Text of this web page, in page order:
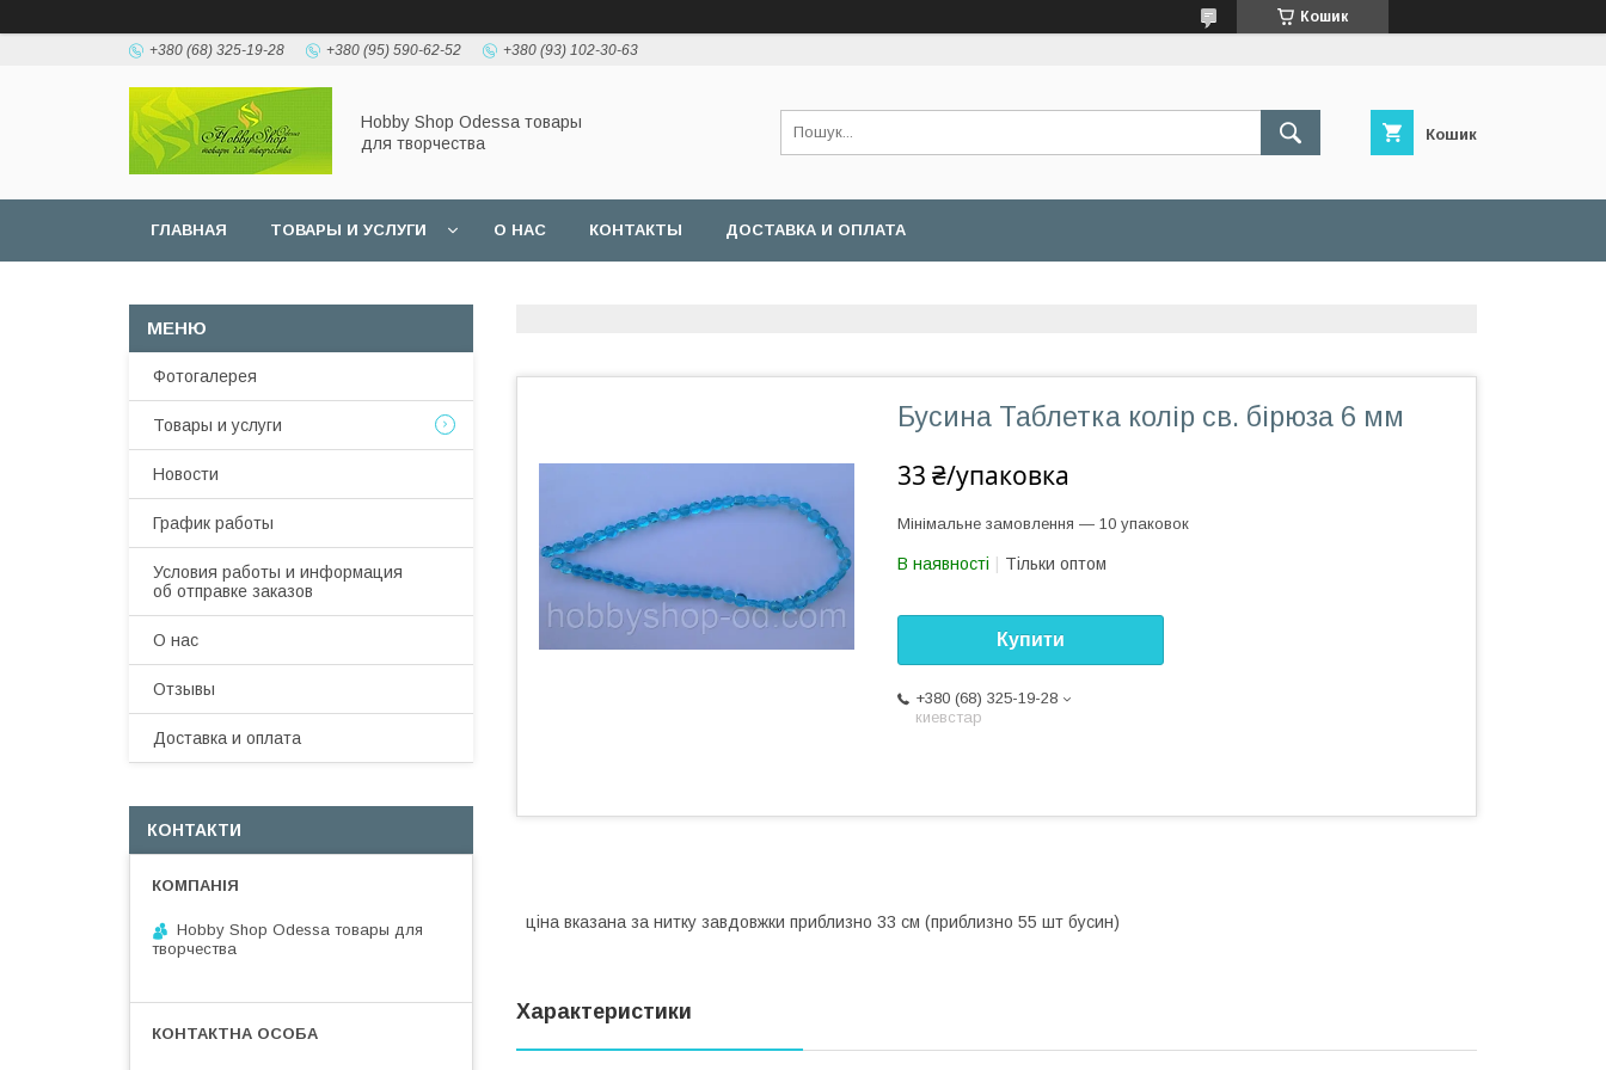
Кошик
+380 (68) 325-19-28 +380 (95) 590-62-52 +380 (93) 102-30-63
Hobbу Shop Odessa товары
для творчества
Кошик
ГЛАВНАЯ ТОВАРЫ И УСЛУГИ О НАС КОНТАКТЫ ДОСТАВКА И ОПЛАТА
Бусина Таблетка колір св. бірюза 6 мм
33 ₴/упаковка
Мінімальне замовлення — 10 упаковок
В наявності Тільки оптом
Купити
+380 (68) 325-19-28
киевстар
ціна вказана за нитку завдовжки приблизно 33 см (приблизно 55 шт бусин)
Характеристики
Фотогалерея
Товары и услуги
Новости
График работы
Условия работы и информация
об отправке заказов
О нас
Отзывы
Доставка и оплата
КОНТАКТИ
Hobby Shop Odessa товары для
творчества